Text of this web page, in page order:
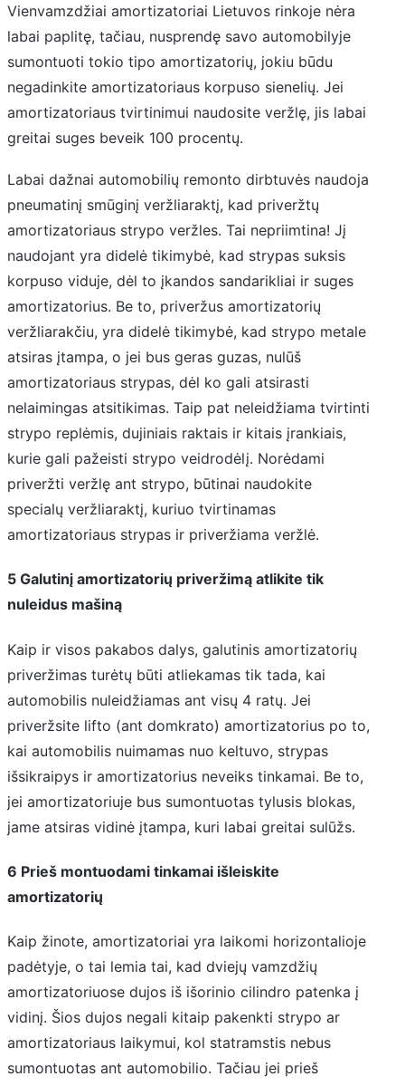
Vienvamzdžiai amortizatoriai Lietuvos rinkoje nėra
labai paplitę, tačiau, nusprendę savo automobilyje
sumontuoti tokio tipo amortizatorių, jokiu būdu
negadinkite amortizatoriaus korpuso sienelių. Jei
amortizatoriaus tvirtinimui naudosite veržlę, jis labai
greitai suges beveik 100 procentų.
Labai dažnai automobilių remonto dirbtuvės naudoja
pneumatinį smūginį veržliaraktį, kad priveržtų
amortizatoriaus strypo veržles. Tai nepriimtina! Jį
naudojant yra didelė tikimybė, kad strypas suksis
korpuso viduje, dėl to įkandos sandarikliai ir suges
amortizatorius. Be to, priveržus amortizatorių
veržliarakčiu, yra didelė tikimybė, kad strypo metale
atsiras įtampa, o jei bus geras guzas, nulūš
amortizatoriaus strypas, dėl ko gali atsirasti
nelaimingas atsitikimas. Taip pat neleidžiama tvirtinti
strypo replėmis, dujiniais raktais ir kitais įrankiais,
kurie gali pažeisti strypo veidrodėlį. Norėdami
priveržti veržlę ant strypo, būtinai naudokite
specialų veržliaraktį, kuriuo tvirtinamas
amortizatoriaus strypas ir priveržiama veržlė.
5 Galutinį amortizatorių priveržimą atlikite tik
nuleidus mašiną
Kaip ir visos pakabos dalys, galutinis amortizatorių
priveržimas turėtų būti atliekamas tik tada, kai
automobilis nuleidžiamas ant visų 4 ratų. Jei
priveržsite lifto (ant domkrato) amortizatorius po to,
kai automobilis nuimamas nuo keltuvo, strypas
išsikraipys ir amortizatorius neveiks tinkamai. Be to,
jei amortizatoriuje bus sumontuotas tylusis blokas,
jame atsiras vidinė įtampa, kuri labai greitai sulūžs.
6 Prieš montuodami tinkamai išleiskite
amortizatorių
Kaip žinote, amortizatoriai yra laikomi horizontalioje
padėtyje, o tai lemia tai, kad dviejų vamzdžių
amortizatoriuose dujos iš išorinio cilindro patenka į
vidinį. Šios dujos negali kitaip pakenkti strypo ar
amortizatoriaus laikymui, kol statramstis nebus
sumontuotas ant automobilio. Tačiau jei prieš